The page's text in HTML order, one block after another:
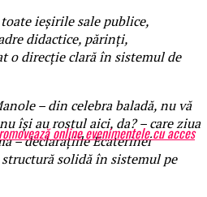
ieșirile sale publice,
didactice, părinți,
o direcție clară în sistemul de
– din celebra baladă, nu vă
își au rostul aici, da? – care ziua
– declarațiile Ecaterinei
solidă în sistemul pe
online evenimentele cu acces